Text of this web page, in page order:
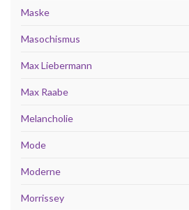
Maske
Masochismus
Max Liebermann
Max Raabe
Melancholie
Mode
Moderne
Morrissey